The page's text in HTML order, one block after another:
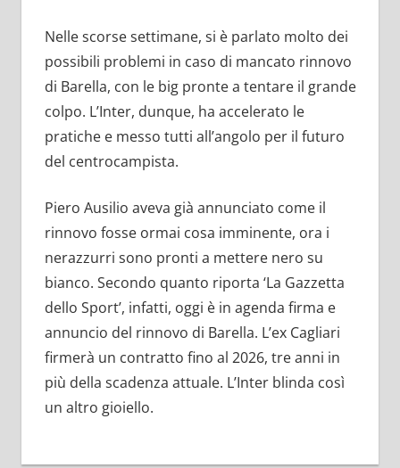
Nelle scorse settimane, si è parlato molto dei
possibili problemi in caso di mancato rinnovo
di Barella, con le big pronte a tentare il grande
colpo. L’Inter, dunque, ha accelerato le
pratiche e messo tutti all’angolo per il futuro
del centrocampista.
Piero Ausilio aveva già annunciato come il
rinnovo fosse ormai cosa imminente, ora i
nerazzurri sono pronti a mettere nero su
bianco. Secondo quanto riporta ‘La Gazzetta
dello Sport’, infatti, oggi è in agenda firma e
annuncio del rinnovo di Barella. L’ex Cagliari
firmerà un contratto fino al 2026, tre anni in
più della scadenza attuale. L’Inter blinda così
un altro gioiello.